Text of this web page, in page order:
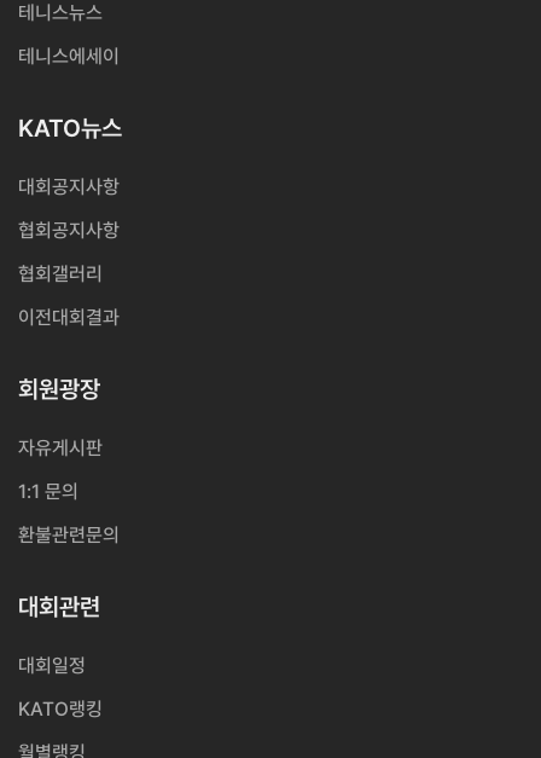
테니스뉴스
테니스에세이
KATO뉴스
대회공지사항
협회공지사항
협회갤러리
이전대회결과
회원광장
자유게시판
1:1 문의
환불관련문의
대회관련
대회일정
KATO랭킹
월별랭킹